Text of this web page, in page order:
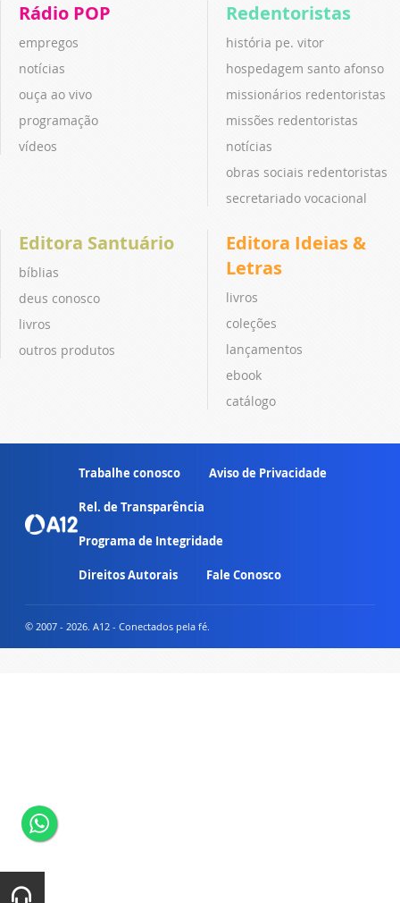
Rádio POP
empregos
notícias
ouça ao vivo
programação
vídeos
Redentoristas
história pe. vitor
hospedagem santo afonso
missionários redentoristas
missões redentoristas
notícias
obras sociais redentoristas
secretariado vocacional
Editora Santuário
bíblias
deus conosco
livros
outros produtos
Editora Ideias &
Letras
livros
coleções
lançamentos
ebook
catálogo
Trabalhe conosco Aviso de Privacidade
Rel. de Transparência
Programa de Integridade
Direitos Autorais Fale Conosco
© 2007 - 2026. A12 - Conectados pela fé.